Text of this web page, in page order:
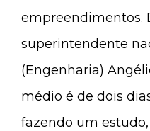
empreendimentos.
superintendente
(Engenharia)
médio é de dois
fazendo um